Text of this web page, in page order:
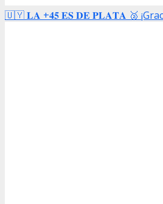
🇺🇾 𝐋𝐀 +𝟒𝟓 𝐄𝐒 𝐃𝐄 𝐏𝐋𝐀𝐓𝐀 🥈